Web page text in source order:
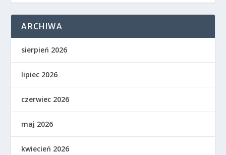
ARCHIWA
sierpień 2026
lipiec 2026
czerwiec 2026
maj 2026
kwiecień 2026